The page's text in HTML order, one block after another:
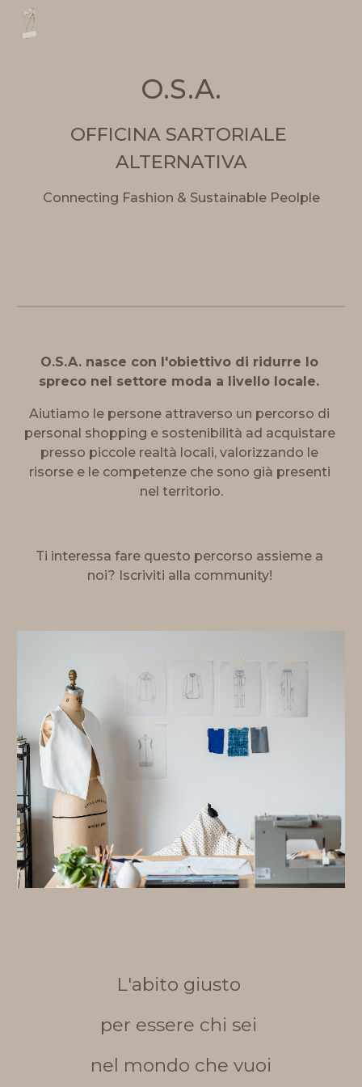
Skip to main content
O.S.A.
OFFICINA SARTORIALE
ALTERNATIVA
Connecting Fashion & Sustainable Peolple
O.S.A. nasce con l'obiettivo di ridurre lo
spreco nel settore moda a livello locale.
Aiutiamo le persone attraverso un percorso di
personal shopping e sostenibilità ad acquistare
presso piccole realtà locali, valorizzando le
risorse e le competenze che sono già presenti
nel territorio.
Ti interessa fare questo percorso assieme a
noi? Iscriviti alla community!
L'abito giusto
per essere chi sei
nel mondo che vuoi